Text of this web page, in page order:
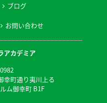
ブログ
お問い合わせ
アカデミア
幸町通り夷川上る
ム御幸町 B1F